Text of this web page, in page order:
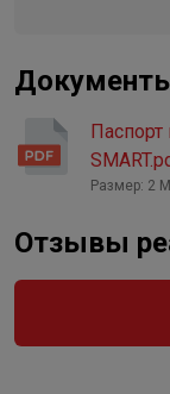
Защита от перегрева
Анод/материал анода
Форма
Нагревательный
"Сухой" ТЭН
Паспорт
Размер: 2
Отзывы